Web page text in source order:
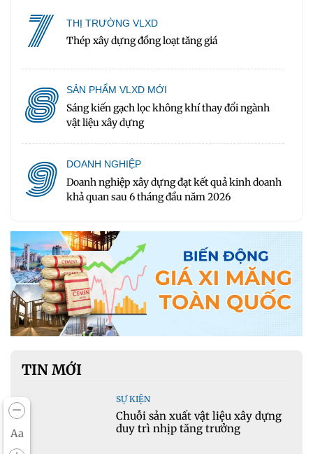
Aa
7 THỊ TRƯỜNG VLXD
Thép xây dựng đồng loạt tăng giá
8 SẢN PHẨM VLXD MỚI
Sáng kiến gạch lọc không khí thay đổi ngành
vật liệu xây dựng
9 DOANH NGHIỆP
Doanh nghiệp xây dựng đạt kết quả kinh doanh
khả quan sau 6 tháng đầu năm 2026
TIN MỚI
SỰ KIỆN
Chuỗi sản xuất vật liệu xây dựng
duy trì nhịp tăng trưởng